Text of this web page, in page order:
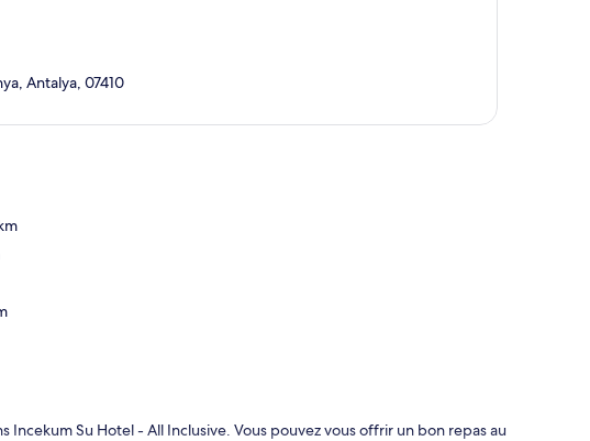
Antalya, 07410
Incekum Su Hotel - All Inclusive. Vous pouvez vous offrir un bon repas au